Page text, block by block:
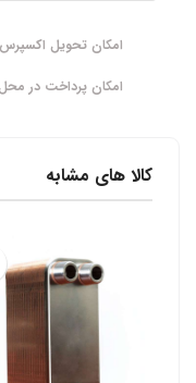
امکان تحویل اکسپرس
امکان پرداخت در محل
کالا های مشابه